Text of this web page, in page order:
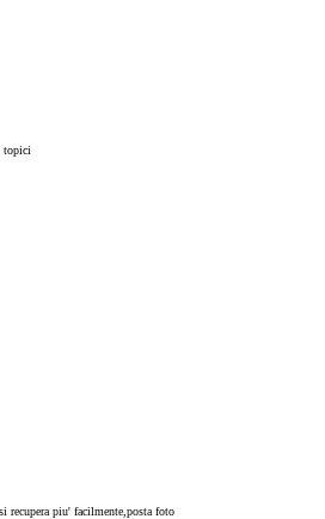
topici
recupera piu' facilmente,posta foto